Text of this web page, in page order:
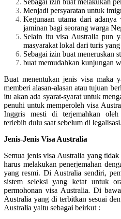
Menjadi persyaratan untuk
Kegunaan utama dari
jaminan bagi seorang warga
Selain itu visa Australia pun
masyarakat lokal dari turis yang
Sebagai izin buat meneruskan
buat memudahkan kunjungan
Buat menentukan jenis visa maka
memberi alasan-alasan atau tujuan
itu akan ada syarat-syarat untuk
penuhi untuk memperoleh visa
Inggris mesti di terjemahkan oleh
terlebih dulu saat sebelum di legalisasi.
Jenis-Jenis Visa Australia
Semua jenis visa Australia yang
harus melakukan penerjemahan
yang resmi. Di Australia sendiri,
sistem seleksi yang ketat untuk
permohonan visa Australia. Di
Australia yang di terbitkan sesuai
Australia yaitu sebagai beirkut :